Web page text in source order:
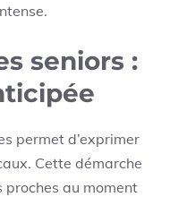
seniors :
permet d’exprimer
Cette démarche
proches au moment